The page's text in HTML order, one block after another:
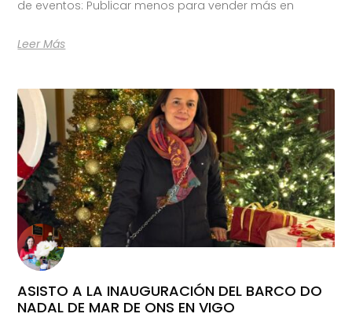
de eventos: Publicar menos para vender más en
Leer Más
ASISTO A LA INAUGURACIÓN DEL BARCO DO
NADAL DE MAR DE ONS EN VIGO